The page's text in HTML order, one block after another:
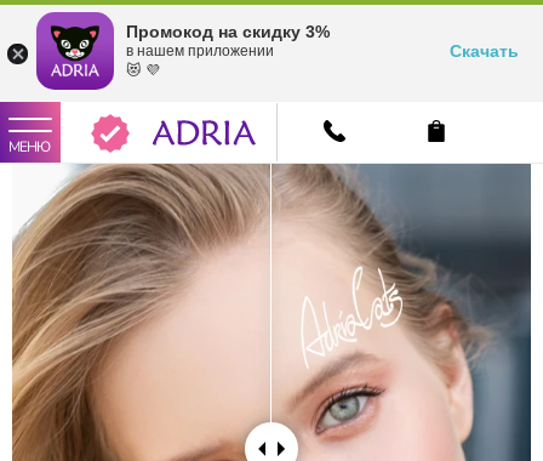
Промокод на скидку 3%
в нашем приложении
😻 💜
Скачать
МЕНЮ